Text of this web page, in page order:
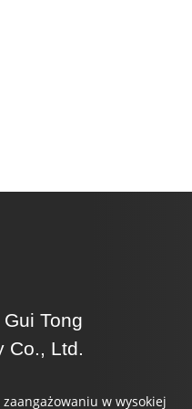
Tong
Co., Ltd.
w wysokiej